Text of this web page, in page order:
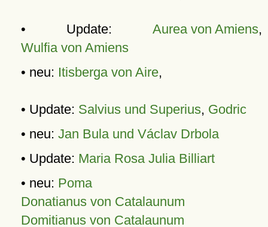
• Update: Aurea von Amiens,
Wulfia von Amiens
• neu: Itisberga von Aire,
• Update: Salvius und Superius, Godric
• neu: Jan Bula und Václav Drbola
• Update: Maria Rosa Julia Billiart
• neu: Poma
Donatianus von Catalaunum
Domitianus von Catalaunum